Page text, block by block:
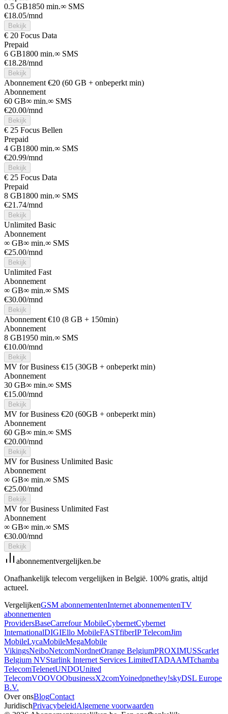
0.5 GB1850 min.∞ SMS
€18.05/mnd
Bekijk
€ 20 Focus Data
Prepaid
6 GB1800 min.∞ SMS
€18.28/mnd
Bekijk
Abonnement €20 (60 GB + onbeperkt min)
Abonnement
60 GB∞ min.∞ SMS
€20.00/mnd
Bekijk
€ 25 Focus Bellen
Prepaid
4 GB1800 min.∞ SMS
€20.99/mnd
Bekijk
€ 25 Focus Data
Prepaid
8 GB1800 min.∞ SMS
€21.74/mnd
Bekijk
Unlimited Basic
Abonnement
∞ GB∞ min.∞ SMS
€25.00/mnd
Bekijk
Unlimited Fast
Abonnement
∞ GB∞ min.∞ SMS
€30.00/mnd
Bekijk
Abonnement €10 (8 GB + 150min)
Abonnement
8 GB1950 min.∞ SMS
€10.00/mnd
Bekijk
MV for Business €15 (30GB + onbeperkt min)
Abonnement
30 GB∞ min.∞ SMS
€15.00/mnd
Bekijk
MV for Business €20 (60GB + onbeperkt min)
Abonnement
60 GB∞ min.∞ SMS
€20.00/mnd
Bekijk
MV for Business Unlimited Basic
Abonnement
∞ GB∞ min.∞ SMS
€25.00/mnd
Bekijk
MV for Business Unlimited Fast
Abonnement
∞ GB∞ min.∞ SMS
€30.00/mnd
Bekijk
abonnementvergelijken.be
Onafhankelijk telecom vergelijken in België. 100% gratis, altijd
actueel.
VergelijkenGSM abonnementenInternet abonnementenTV
abonnementen
ProvidersBaseCarrefour MobileCybernetCybernet
InternationalDIGIEllo MobileFASTfiberIP TelecomJim
MobileLycaMobileMegaMobile
VikingsNeiboNetcomNordnetOrange BelgiumPROXIMUSScarlet
Belgium NVStarlink Internet Services LimitedTADAAMTchamba
TelecomTelenetUNDOUnited
TelecomVOOVOObusinessX2comYoinedpnethey!skyDSL Europe
B.V.
Over onsBlogContact
JuridischPrivacybeleidAlgemene voorwaarden